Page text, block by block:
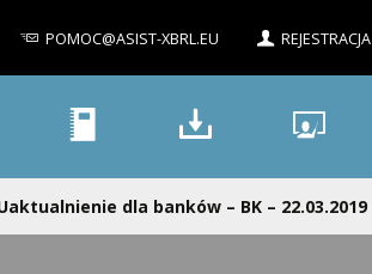
POMOC@ASIST-XBRL.EU REJESTRACJA
dla banków – BK – 22.03.2019